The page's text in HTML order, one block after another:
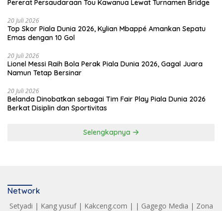
Pererat Persaudaraan Tou Kawanua Lewat Turnamen Bridge
20 Juli 2026
Top Skor Piala Dunia 2026, Kylian Mbappé Amankan Sepatu
Emas dengan 10 Gol
20 Juli 2026
Lionel Messi Raih Bola Perak Piala Dunia 2026, Gagal Juara
Namun Tetap Bersinar
20 Juli 2026
Belanda Dinobatkan sebagai Tim Fair Play Piala Dunia 2026
Berkat Disiplin dan Sportivitas
Selengkapnya
Network
Setyadi | Kang yusuf| Kakceng.com | | Gagego Media | Zona